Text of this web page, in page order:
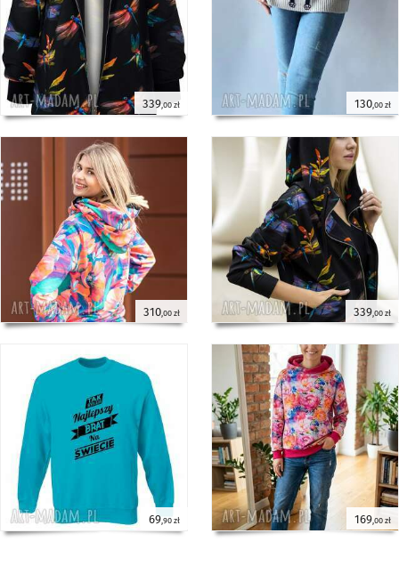
339,00 zł 130,00 zł
310,00 zł 339,00 zł
69,90 zł 169,00 zł